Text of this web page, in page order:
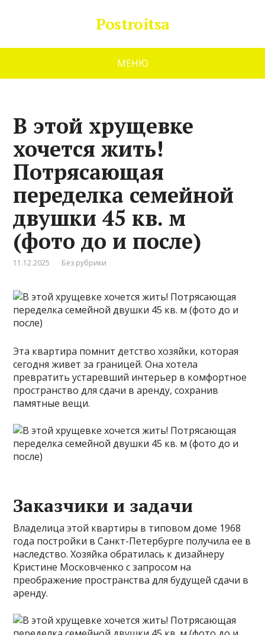
Postroitsa
МЕНЮ
В этой хрущевке
хочется жить!
Потрясающая
переделка семейной
двушки 45 кв. м
(фото до и после)
11.12.2025 Без рубрики
Эта квартира помнит детство хозяйки, которая
сегодня живет за границей. Она хотела
превратить устаревший интерьер в комфортное
пространство для сдачи в аренду, сохранив
памятные вещи.
Заказчики и задачи
Владелица этой квартиры в типовом доме 1968
года постройки в Санкт-Петербурге получила ее в
наследство. Хозяйка обратилась к дизайнеру
Кристине Московченко с запросом на
преображение пространства для будущей сдачи в
аренду.